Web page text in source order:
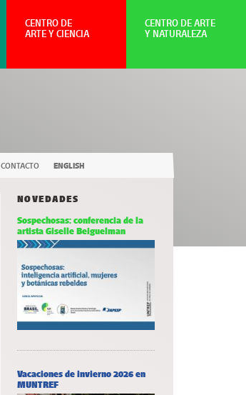
CONTACTO ENGLISH
NOVEDADES
Sospechosas: conferencia de la
artista Giselle Beiguelman
Vacaciones de invierno 2026 en
MUNTREF
CENTRO DE ARTE
Y NATURALEZA
CENTRO DE
ARTE Y CIENCIA